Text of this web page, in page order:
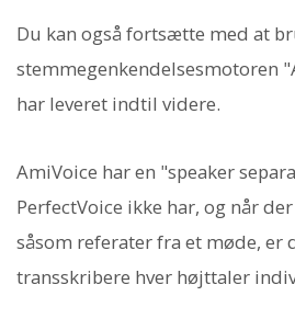
Du kan også fortsætte med at
stemmegenkendelsesmotoren
har leveret indtil videre.
AmiVoice har en "speaker
PerfectVoice ikke har, og når
såsom referater fra et møde, er
transskribere hver højttaler